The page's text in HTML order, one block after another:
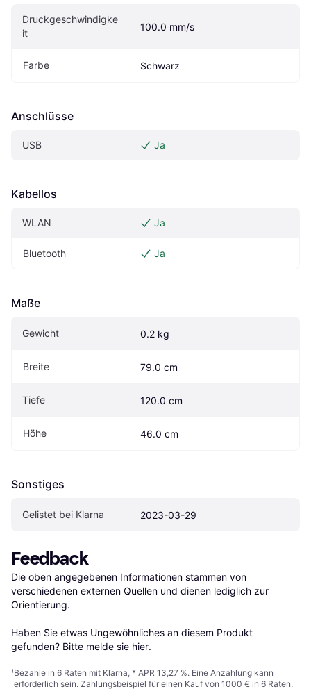
Druckgeschwindigke
it
100.0 mm/s
Farbe Schwarz
Anschlüsse
USB Ja
Kabellos
WLAN Ja
Bluetooth Ja
Maße
Gewicht 0.2 kg
Breite 79.0 cm
Tiefe 120.0 cm
Höhe 46.0 cm
Sonstiges
Gelistet bei Klarna 2023-03-29
Feedback
Die oben angegebenen Informationen stammen von
verschiedenen externen Quellen und dienen lediglich zur
Orientierung.
Haben Sie etwas Ungewöhnliches an diesem Produkt
gefunden? Bitte melde sie hier.
¹Bezahle in 6 Raten mit Klarna, * APR 13,27 %. Eine Anzahlung kann
erforderlich sein. Zahlungsbeispiel für einen Kauf von 1000 € in 6 Raten: